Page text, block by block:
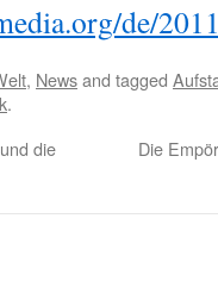
de/
, Newsand tagged
.
die
Die